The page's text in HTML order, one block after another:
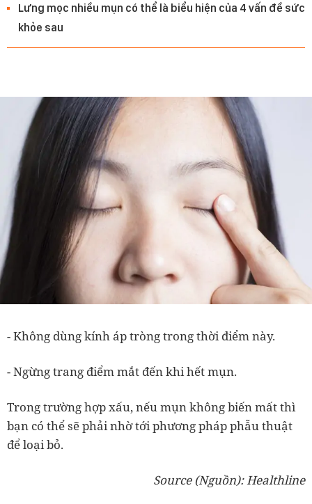
Lưng mọc nhiều mụn có thể là biểu hiện của 4 vấn đề sức
khỏe sau
- Không dùng kính áp tròng trong thời điểm này.
- Ngừng trang điểm mắt đến khi hết mụn.
Trong trường hợp xấu, nếu mụn không biến mất thì
bạn có thể sẽ phải nhờ tới phương pháp phẫu thuật
để loại bỏ.
Source (Nguồn): Healthline